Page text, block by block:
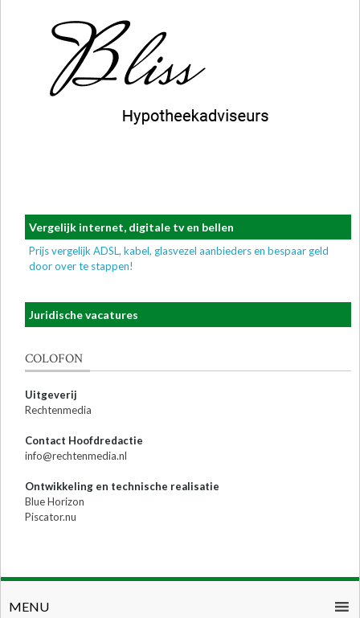
Vergelijk internet, digitale tv en bellen
Prijs vergelijk ADSL, kabel, glasvezel aanbieders en bespaar geld
door over te stappen!
Juridische vacatures
COLOFON
Uitgeverij
Rechtenmedia
Contact Hoofdredactie
info@rechtenmedia.nl
Ontwikkeling en technische realisatie
Blue Horizon
Piscator.nu
MENU